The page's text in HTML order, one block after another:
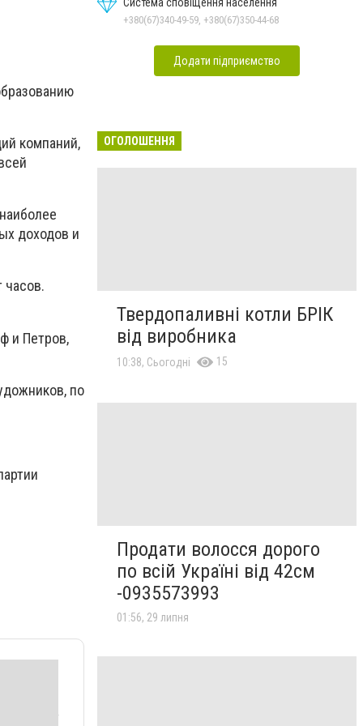
компаний,
доходов и
часов.
и Петров,
по
+380(67)340-49-59, +380(67)350-44-68
Додати підприємство
ОГОЛОШЕННЯ
Твердопаливні котли БРІК
від виробника
10:38, Сьогодні 15
Продати волосся дорого
по всій Україні від 42см
-0935573993
01:56, 29 липня